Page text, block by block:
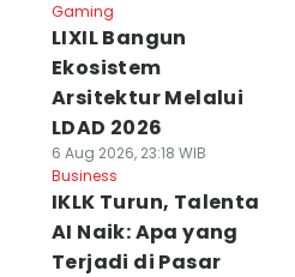
Gaming
LIXIL Bangun
Ekosistem
Arsitektur Melalui
LDAD 2026
6 Aug 2026, 23:18 WIB
Business
IKLK Turun, Talenta
AI Naik: Apa yang
Terjadi di Pasar